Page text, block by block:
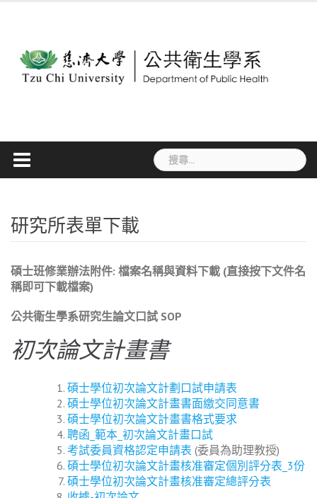
搜
尋
研究所表單下載
碩士班修業辦法附件: 檔案名稱與資料下載 (直接按下文件名
稱即可下載檔案)
公共衛生學系研究生論文口試 SOP
初次論文計畫書
碩士學位初次論文計劃口試申請表
碩士學位初次論文計畫書面繳交同意書
碩士學位初次論文計畫書格式要求
聘函_範本_初次論文計畫口試
考試委員資格認定申請表 (委員為助理教授)
碩士學位初次論文計畫核准審定個別評分表_3份
碩士學位初次論文計畫核准審定總評分表